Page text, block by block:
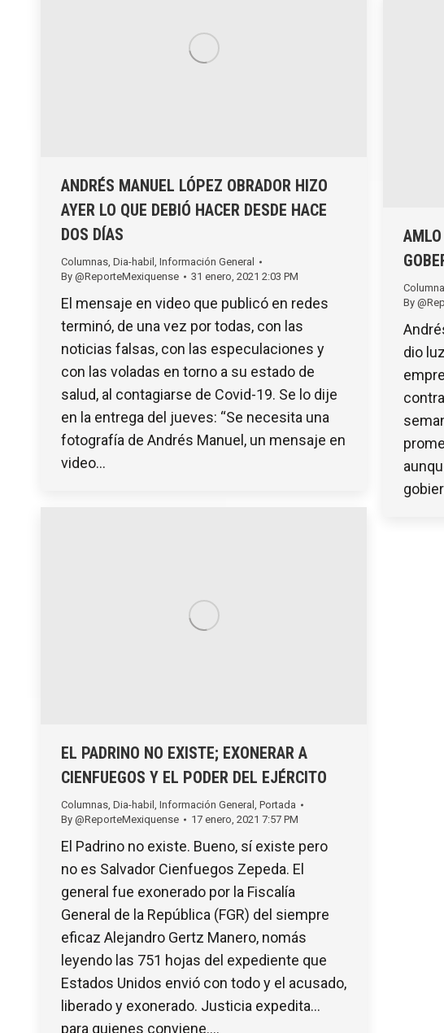
ANDRÉS MANUEL LÓPEZ OBRADOR HIZO
AYER LO QUE DEBIÓ HACER DESDE HACE
DOS DÍAS
Columnas Dia-habil Información General
By @ReporteMexiquense 31 enero, 2021 2:03 PM
El mensaje en video que publicó en redes
terminó, de una vez por todas, con las
noticias falsas, con las especulaciones y
con las voladas en torno a su estado de
salud, al contagiarse de Covid-19. Se lo dije
en la entrega del jueves: “Se necesita una
fotografía de Andrés Manuel, un mensaje en
video…
By
dio
EL PADRINO NO EXISTE; EXONERAR A
CIENFUEGOS Y EL PODER DEL EJÉRCITO
Columnas, Dia-habil , Información General , Portada
By @ReporteMexiquense 17 enero, 2021 7:57 PM
El Padrino no existe. Bueno, sí existe pero
no es Salvador Cienfuegos Zepeda. El
general fue exonerado por la Fiscalía
General de la República (FGR) del siempre
eficaz Alejandro Gertz Manero, nomás
leyendo las 751 hojas del expediente que
Estados Unidos envió con todo y el acusado,
liberado y exonerado. Justicia expedita…
para quienes conviene.…